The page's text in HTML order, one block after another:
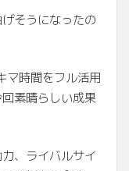
そうになったの
マ時間をフル活用
素晴らしい成果
、ライバルサイ